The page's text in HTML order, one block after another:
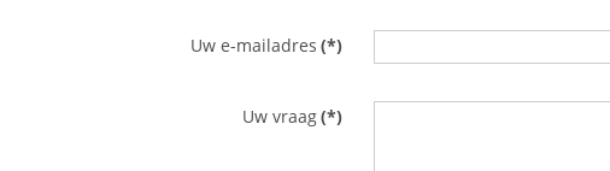
Uw e-mailadres (*)
Uw vraag(*)